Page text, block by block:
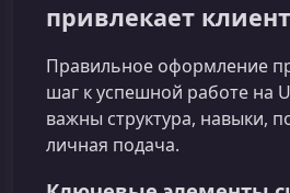
привлекает
Правильное оформление
шаг к успешной работе на
важны структура, навыки,
личная подача.